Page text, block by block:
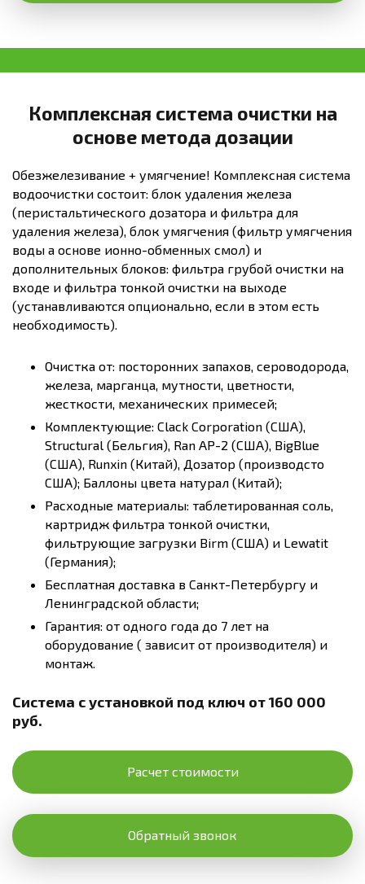
Комплексная система очистки на
основе метода дозации
Обезжелезивание + умягчение! Комплексная система
водоочистки состоит: блок удаления железа
(перистальтического дозатора и фильтра для
удаления железа), блок умягчения (фильтр умягчения
воды а основе ионно-обменных смол) и
дополнительных блоков: фильтра грубой очистки на
входе и фильтра тонкой очистки на выходе
(устанавливаются опционально, если в этом есть
необходимость).
Очистка от: посторонних запахов, сероводорода,
железа, марганца, мутности, цветности,
жесткости, механических примесей;
Комплектующие: Clack Corporation (США),
Structural (Бельгия), Ran AP-2 (США), BigBlue
(США), Runxin (Китай), Дозатор (производсто
США); Баллоны цвета натурал (Китай);
Расходные материалы: таблетированная соль,
картридж фильтра тонкой очистки,
фильтрующие загрузки Birm (США) и Lewatit
(Германия);
Бесплатная доставка в Санкт-Петербургу и
Ленинградской области;
Гарантия: от одного года до 7 лет на
оборудование ( зависит от производителя) и
монтаж.
Система с установкой под ключ от 160 000
руб.
Расчет стоимости
Обратный звонок